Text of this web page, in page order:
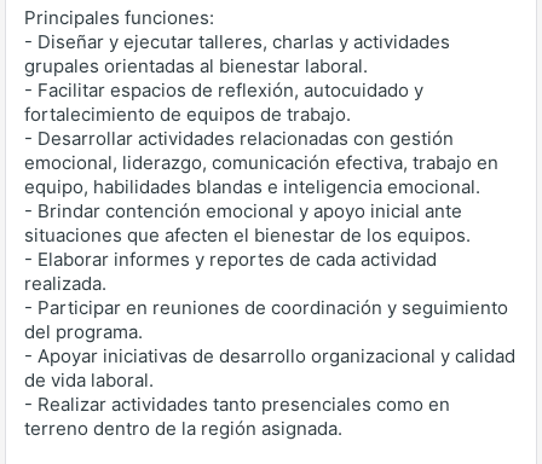
Principales funciones:
- Diseñar y ejecutar talleres, charlas y actividades
grupales orientadas al bienestar laboral.
- Facilitar espacios de reflexión, autocuidado y
fortalecimiento de equipos de trabajo.
- Desarrollar actividades relacionadas con gestión
emocional, liderazgo, comunicación efectiva, trabajo en
equipo, habilidades blandas e inteligencia emocional.
- Brindar contención emocional y apoyo inicial ante
situaciones que afecten el bienestar de los equipos.
- Elaborar informes y reportes de cada actividad
realizada.
- Participar en reuniones de coordinación y seguimiento
del programa.
- Apoyar iniciativas de desarrollo organizacional y calidad
de vida laboral.
- Realizar actividades tanto presenciales como en
terreno dentro de la región asignada.